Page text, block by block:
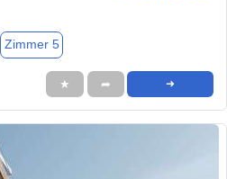
Zimmer 5
★ ➦ ➜